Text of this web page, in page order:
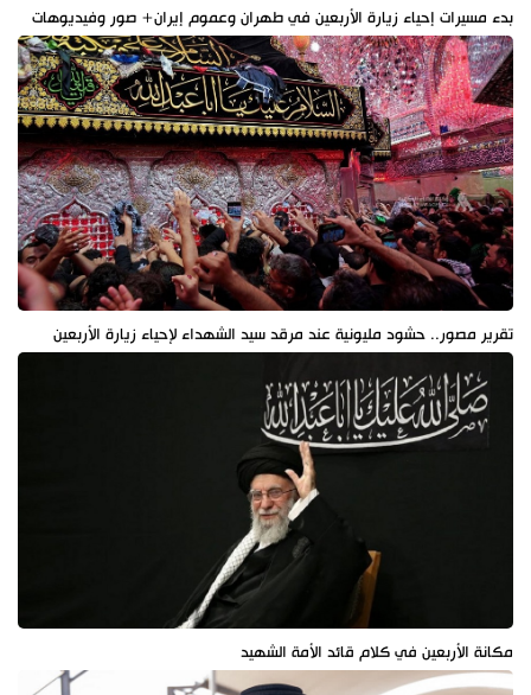
بدء مسيرات إحياء زيارة الأربعين في طهران وعموم إيران+ صور وفيديوهات
تقرير مصور.. حشود مليونية عند مرقد سيد الشهداء لإحياء زيارة الأربعين
مكانة الأربعين في كلام قائد الأمة الشهيد